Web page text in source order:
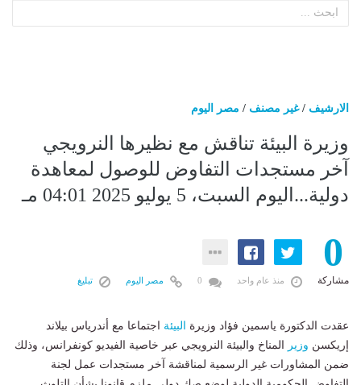
الارشيف /غير مصنف / مصر اليوم
وزيرة البيئة تناقش مع نظيرها النرويجي
آخر مستجدات التفاوض للوصول لمعاهدة
دولية...اليوم السبت، 5 يوليو 2025 04:01 مـ
0
مشاركة منذ عام واحد مصر اليوم تبليغ
عقدت الدكتورة ياسمين فؤاد وزيرة البيئة اجتماعا مع أندرياس بيلاند
إريكسن وزير
المناخ والبيئة النرويجي عبر خاصية الفيديو كونفرانس، وذلك
ضمن المشاورات غير الرسمية لمناقشة ‎آخر مستجدات عمل لجنة